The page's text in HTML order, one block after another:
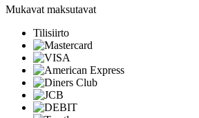
Mukavat maksutavat
Tilisiirto